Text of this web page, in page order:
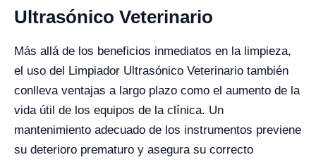
Ultrasónico Veterinario
Más allá de los beneficios inmediatos en la limpieza,
el uso del Limpiador Ultrasónico Veterinario también
conlleva ventajas a largo plazo como el aumento de la
vida útil de los equipos de la clínica. Un
mantenimiento adecuado de los instrumentos previene
su deterioro prematuro y asegura su correcto